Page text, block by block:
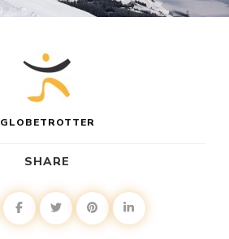
GLOBETROTTER
SHARE